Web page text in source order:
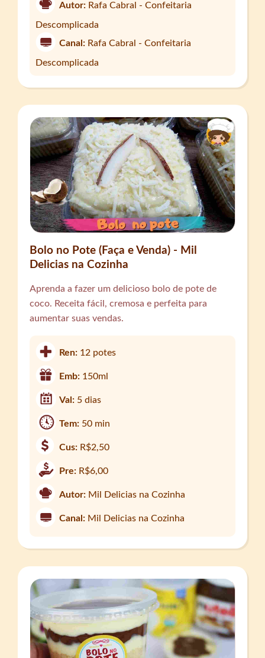
Autor: Rafa Cabral - Confeitaria
Descomplicada
Canal: Rafa Cabral - Confeitaria
Descomplicada
Bolo no Pote (Faça e Venda) - Mil
Delicias na Cozinha
Aprenda a fazer um delicioso bolo de pote de
coco. Receita fácil, cremosa e perfeita para
aumentar suas vendas.
Ren: 12 potes
Emb: 150ml
Val: 5 dias
Tem: 50 min
Cus: R$2,50
Pre: R$6,00
Autor: Mil Delicias na Cozinha
Canal: Mil Delicias na Cozinha